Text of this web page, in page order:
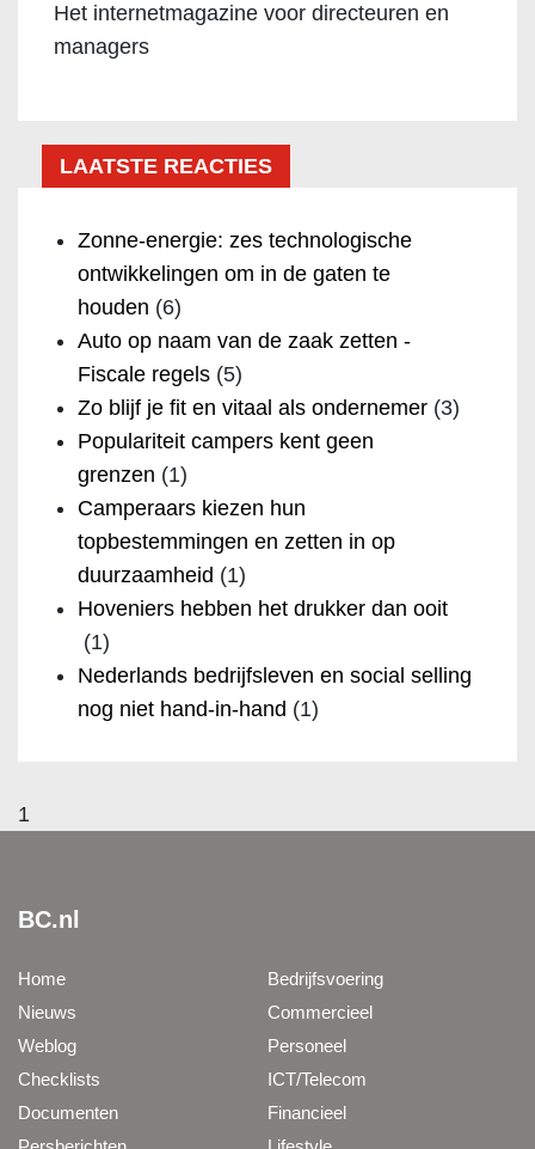
Het internetmagazine voor directeuren en
managers
LAATSTE REACTIES
Zonne-energie: zes technologische
ontwikkelingen om in de gaten te
houden (6)
Auto op naam van de zaak zetten -
Fiscale regels (5)
Zo blijf je fit en vitaal als ondernemer (3)
Populariteit campers kent geen
grenzen (1)
Camperaars kiezen hun
topbestemmingen en zetten in op
duurzaamheid (1)
Hoveniers hebben het drukker dan ooit
(1)
Nederlands bedrijfsleven en social selling
nog niet hand-in-hand (1)
1
BC.nl
Home
Nieuws
Weblog
Checklists
Documenten
Bedrijfsvoering
Commercieel
Personeel
ICT/Telecom
Financieel